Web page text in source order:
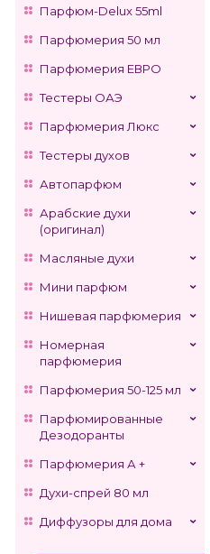
Парфюм-Delux 55ml
Парфюмерия 50 мл
Парфюмерия ЕВРО
Тестеры ОАЭ
Парфюмерия Люкс
Тестеры духов
Автопарфюм
Арабские духи
(оригинал)
Масляные духи
Мини парфюм
Нишевая парфюмерия
Номерная
парфюмерия
Парфюмерия 50-125 мл
Парфюмированные
Дезодоранты
Парфюмерия А +
Духи-спрей 80 мл
Диффузоры для дома